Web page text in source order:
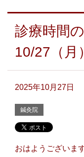
診療時間
10/27（月）
2025年10月27日
鍼灸院
おはようございま